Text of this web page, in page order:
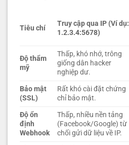
Tiêu chí
Truy cập qua IP (Ví dụ:
1.2.3.4:5678)
Độ thẩm
mỹ
Thấp, khó nhớ, trông
giống dân hacker
nghiệp dư.
Bảo mật
(SSL)
Rất khó cài đặt chứng
chỉ bảo mật.
Độ ổn
định
Webhook
Thấp, nhiều nền tảng
(Facebook/Google) từ
chối gửi dữ liệu về IP.